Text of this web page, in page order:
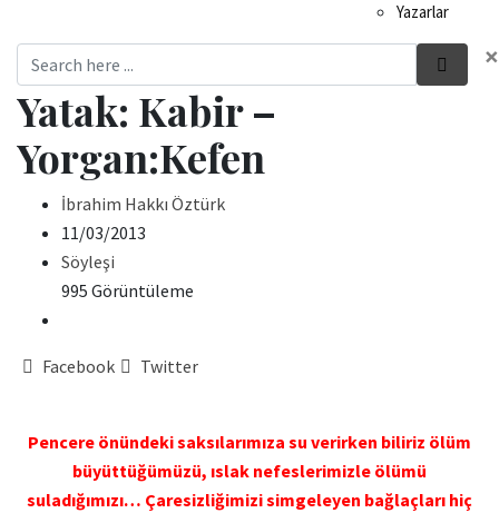
Yazarlar
×
Yatak: Kabir –
Yorgan:Kefen
İbrahim Hakkı Öztürk
11/03/2013
Söyleşi
995 Görüntüleme
Facebook Twitter
Pencere önündeki saksılarımıza su verirken biliriz ölüm
büyüttüğümüzü, ıslak nefeslerimizle ölümü
suladığımızı… Çaresizliğimizi simgeleyen bağlaçları hiç